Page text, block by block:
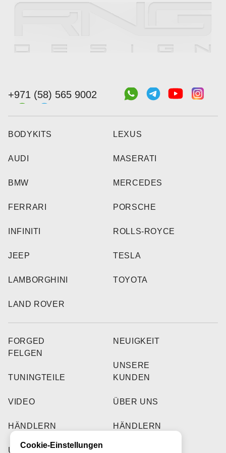
+971 (58) 565 9002
BODYKITS
AUDI
BMW
FERRARI
INFINITI
JEEP
LAMBORGHINI
LAND ROVER
LEXUS
MASERATI
MERCEDES
PORSCHE
ROLLS-ROYCE
TESLA
TOYOTA
FORGED
FELGEN
TUNINGTEILE
VIDEO
HÄNDLERN
UNSERE
NEUIGKEIT
UNSERE
KUNDEN
ÜBER UNS
HÄNDLERN
Cookie-Einstellungen